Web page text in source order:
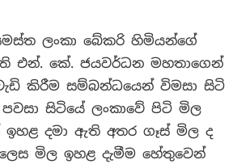
ලංකා බේකරි හිමියන්ගේ
එන්. කේ. ජයවර්ධන මහතාගෙන්
කිරීම සම්බන්ධයෙන් විමසා සිටි
සිටියේ ලංකාවේ පිටි මිල
දමා ඇති අතර ගෑස් මිල ද
මිල ඉහළ දැමීම හේතුවෙන්